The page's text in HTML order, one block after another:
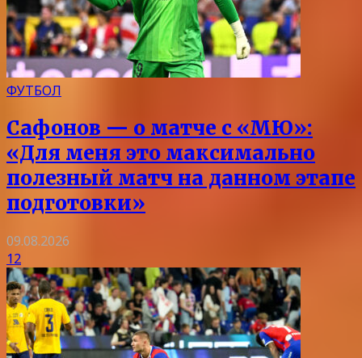
ФУТБОЛ
Сафонов — о матче с «МЮ»:
«Для меня это максимально
полезный матч на данном этапе
подготовки»
09.08.2026
12